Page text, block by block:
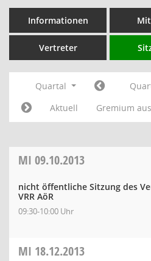
Informationen
Vertreter
Quartal
Aktuell
Gremium
MI 09.10.2013
nicht öffentliche Sitzung des
VRR AöR
09:30-10:00 Uhr
MI 18.12.2013